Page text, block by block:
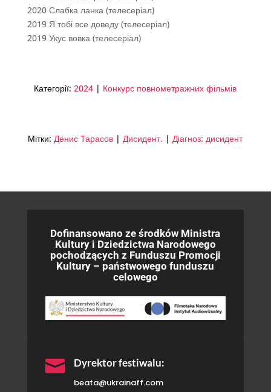
2020 Слабка ланка (телесеріал)
2019 Я тобі все доведу (телесеріал)
2019 Укус вовка (телесеріал)
Категорії:2024 | Конкурс повнометражних фільмів
Мітки:Денис Тарасов |Дисидент. |Діагноз: дисидент
Dofinansowano ze środków Ministra
Kultury i Dziedzictwa Narodowego
pochodzących z Funduszu Promocji
Kultury – państwowego funduszu
celowego
 Dyrektor festiwalu:
beata@ukrainaff.com